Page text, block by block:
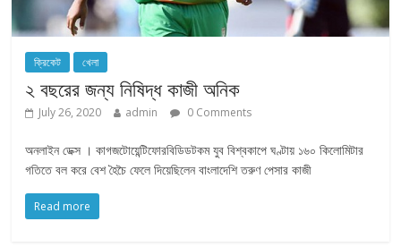
ক্রিকেট খেলা
২ বছরের জন্য নিষিদ্ধ কাজী অনিক
July 26, 2020 admin 0 Comments
অনলাইন ডেক্স । কাগজটোয়েন্টিফোরবিডিডটকম যুব বিশ্বকাপে ঘণ্টায় ১৬০ কিলোমিটার
গতিতে বল করে বেশ হৈচৈ ফেলে দিয়েছিলেন বাংলাদেশি তরুণ পেসার কাজী
Read more